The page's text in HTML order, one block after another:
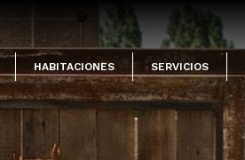
HABITACIONES SERVICIOS